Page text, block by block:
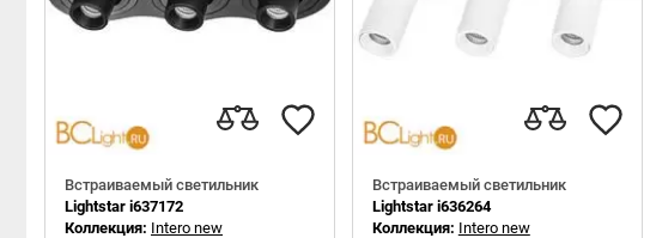
Встраиваемый светильник
Lightstar i637172
Коллекция: Intero new
Встраиваемый светильник
Lightstar i636264
Коллекция: Intero new